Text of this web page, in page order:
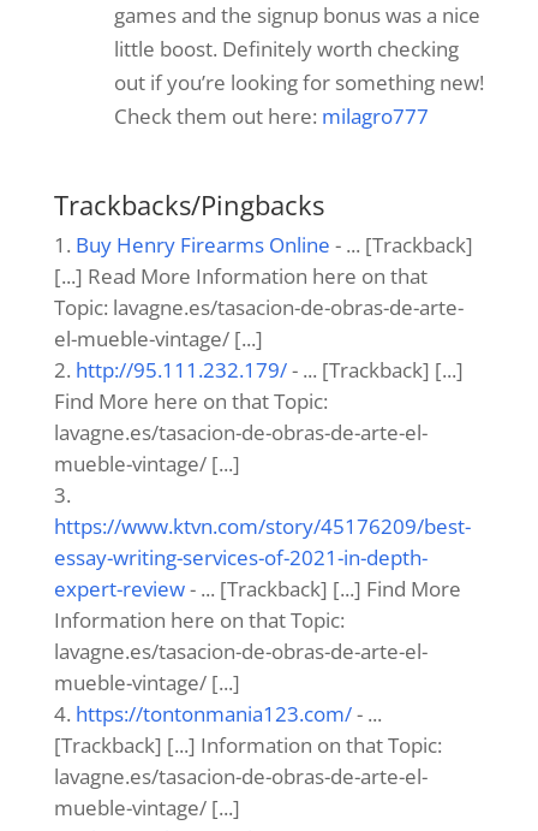
games and the signup bonus was a nice
little boost. Definitely worth checking
out if you’re looking for something new!
Check them out here: milagro777
Trackbacks/Pingbacks
Buy Henry Firearms Online - ... [Trackback]
[...] Read More Information here on that
Topic: lavagne.es/tasacion-de-obras-de-arte-
el-mueble-vintage/ [...]
http://95.111.232.179/- ... [Trackback] [...]
Find More here on that Topic:
lavagne.es/tasacion-de-obras-de-arte-el-
mueble-vintage/ [...]
https://www.ktvn.com/story/45176209/best-
essay-writing-services-of-2021-in-depth-
expert-review- ... [Trackback] [...] Find More
Information here on that Topic:
lavagne.es/tasacion-de-obras-de-arte-el-
mueble-vintage/ [...]
https://tontonmania123.com/- ...
[Trackback] [...] Information on that Topic:
lavagne.es/tasacion-de-obras-de-arte-el-
mueble-vintage/ [...]